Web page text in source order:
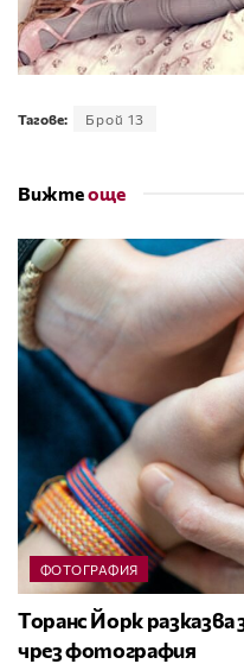
Тагове: Брой 13
Вижтеоще
ФОТОГРАФИЯ
Торанс Йорк
чрез фотография